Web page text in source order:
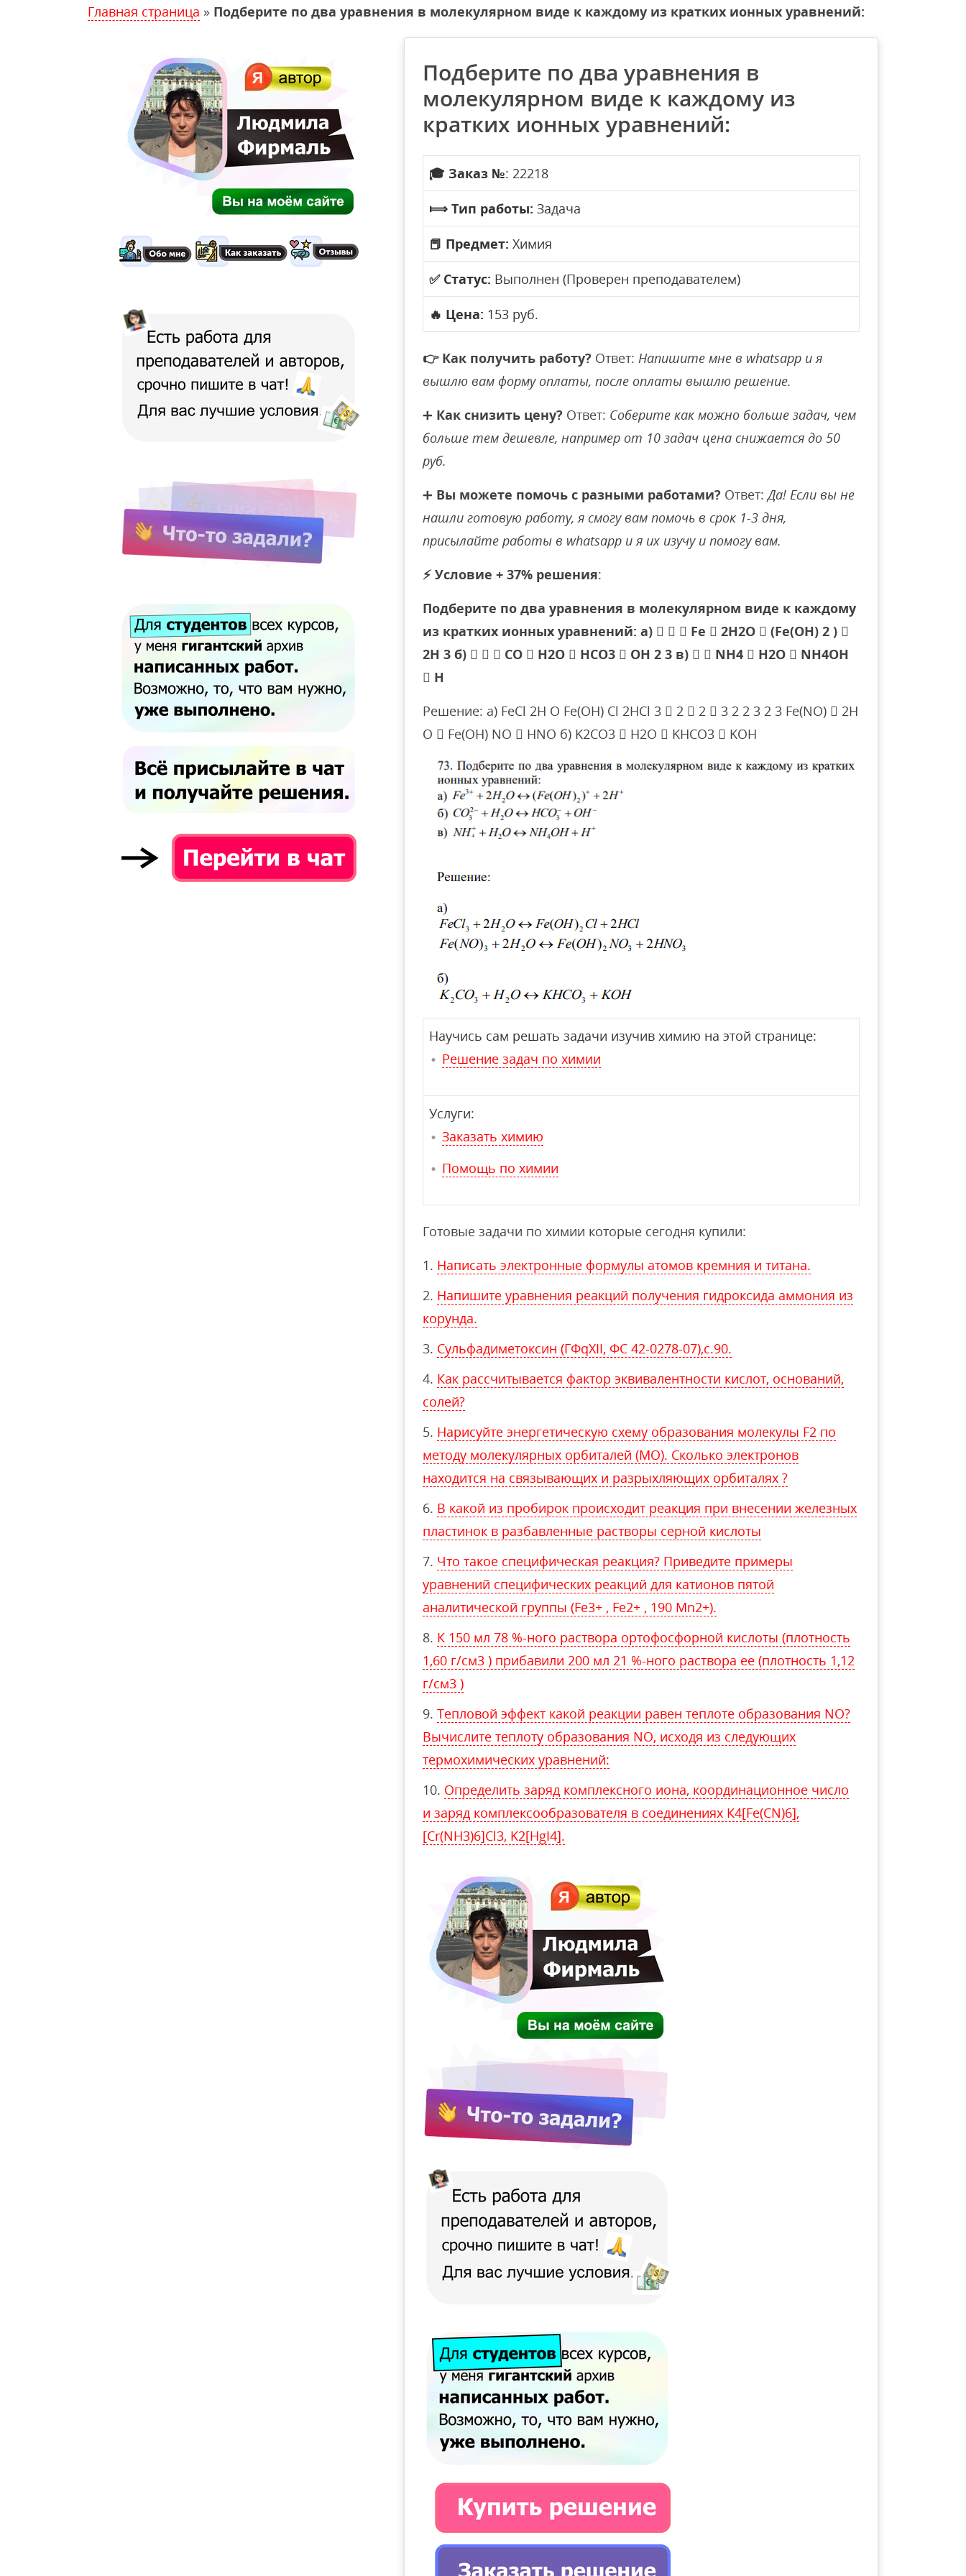
Главная страница » Подберите по два уравнения в молекулярном виде к каждому из кратких ионных уравнений:
Подберите по два уравнения в
молекулярном виде к каждому из
кратких ионных уравнений:
🎓 Заказ №: 22218
⟾ Тип работы: Задача
📕 Предмет: Химия
✅ Статус: Выполнен (Проверен преподавателем)
🔥 Цена: 153 руб.
👉 Как получить работу? Ответ: Напишите мне в whatsapp и я
вышлю вам форму оплаты, после оплаты вышлю решение.
➕ Как снизить цену? Ответ: Соберите как можно больше задач, чем
больше тем дешевле, например от 10 задач цена снижается до 50
руб.
➕ Вы можете помочь с разными работами? Ответ:Да! Если вы не
нашли готовую работу, я смогу вам помочь в срок 1-3 дня,
присылайте работы в whatsapp и я их изучу и помогу вам.
⚡ Условие + 37% решения:
Подберите по два уравнения в молекулярном виде к каждому
из кратких ионных уравнений: а)    Fe  2H2O  (Fe(OH) 2 ) 
2H 3 б)    СO  H2O  HCO3  OH 2 3 в)   NH4  H2O  NH4OH
 H
Решение: а) FeCl 2H O Fe(OH) Cl 2HCl 3  2  2  3 2 2 3 2 3 Fe(NO)  2H
O  Fe(OH) NO  HNO б) K2CO3  H2O  KHCO3  KOH
Научись сам решать задачи изучив химию на этой странице:
Решение задач по химии
Услуги:
Заказать химию
Помощь по химии
Готовые задачи по химии которые сегодня купили:
Написать электронные формулы атомов кремния и титана.
Напишите уравнения реакций получения гидроксида аммония из
корунда.
Сульфадиметоксин (ГФqХII, ФC 42-0278-07),c.90.
Как рассчитывается фактор эквивалентности кислот, оснований,
солей?
Нарисуйте энергетическую схему образования молекулы F2 по
методу молекулярных орбиталей (МО). Сколько электронов
находится на связывающих и разрыхляющих орбиталях ?
В какой из пробирок происходит реакция при внесении железных
пластинок в разбавленные растворы серной кислоты
Что такое специфическая реакция? Приведите примеры
уравнений специфических реакций для катионов пятой
аналитической группы (Fe3+ , Fe2+ , 190 Mn2+).
К 150 мл 78 %-ного раствора ортофосфорной кислоты (плотность
1,60 г/см3 ) прибавили 200 мл 21 %-ного раствора ее (плотность 1,12
г/см3 )
Тепловой эффект какой реакции равен теплоте образования NO?
Вычислите теплоту образования NO, исходя из следующих
термохимических уравнений:
Определить заряд комплексного иона, координационное число
и заряд комплексообразователя в соединениях К4[Fe(CN)6],
[Сr(NН3)6]Cl3, K2[HgI4].